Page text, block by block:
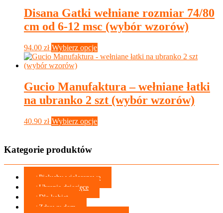
wariantów.
Opcje
można
stronie
produktu
Disana Gatki wełniane rozmiar 74/80
cm od 6-12 msc (wybór wzorów)
94.00 zł Wybierz opcje
produkt
wariantów.
Opcje
można
na
stronie
Gucio Manufaktura – wełniane łatki
na ubranko 2 szt (wybór wzorów)
40.90 zł Wybierz opcje
Opcje
można
wybrać
Kategorie produktów
+ Pieluchy wielorazowe
+ Ubrania dziecięce
+ Dla kobiet
+ Zdrowy dom